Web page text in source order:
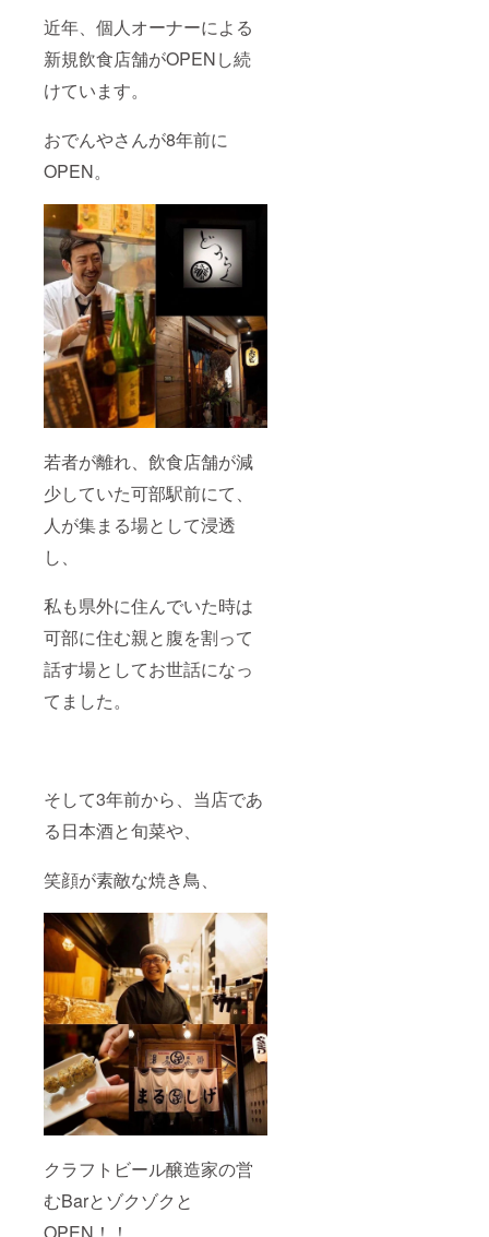
近年、個人オーナーによる
新規飲食店舗がOPENし続
けています。
おでんやさんが8年前に
OPEN。
若者が離れ、飲食店舗が減
少していた可部駅前にて、
人が集まる場として浸透
し、
私も県外に住んでいた時は
可部に住む親と腹を割って
話す場としてお世話になっ
てました。
そして3年前から、当店であ
る日本酒と旬菜や、
笑顔が素敵な焼き鳥、
クラフトビール醸造家の営
むBarとゾクゾクと